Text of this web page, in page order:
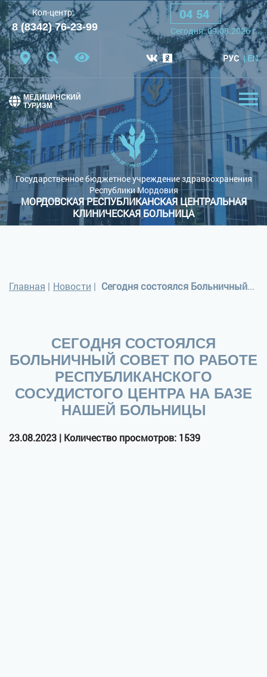
Шрифт: A A A
Цветовая схема: Черная схема
Обычный сайт
Кол-центр:
8 (8342) 76-23-99
04 54
Cегодня:09.08.2026г.
РУС EN
Государственное бюджетное учреждение здравоохранения
Республики Мордовия
МОРДОВСКАЯ РЕСПУБЛИКАНСКАЯ ЦЕНТРАЛЬНАЯ
КЛИНИЧЕСКАЯ БОЛЬНИЦА
МЕДИЦИНСКИЙ
ТУРИЗМ
Главная | Новости | Сегодня состоялся Больничный совет по работе Республиканского сосудистого Центра на базе нашей больницы
СЕГОДНЯ СОСТОЯЛСЯ
БОЛЬНИЧНЫЙ СОВЕТ ПО РАБОТЕ
РЕСПУБЛИКАНСКОГО
СОСУДИСТОГО ЦЕНТРА НА БАЗЕ
НАШЕЙ БОЛЬНИЦЫ
23.08.2023 | Количество просмотров: 1539